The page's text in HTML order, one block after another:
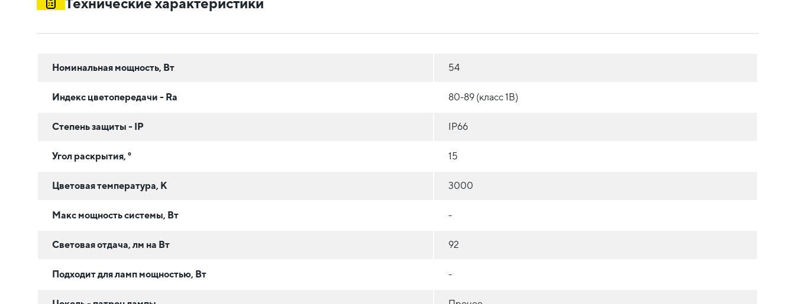
Номинальная мощность, Вт 54
Индекс цветопередачи - Ra 80-89 (класс 1B)
Степень защиты - IP IP66
Угол раскрытия, ° 15
Цветовая температура, К 3000
Макс мощность системы, Вт -
Световая отдача, лм на Вт 92
Подходит для ламп мощностью, Вт -